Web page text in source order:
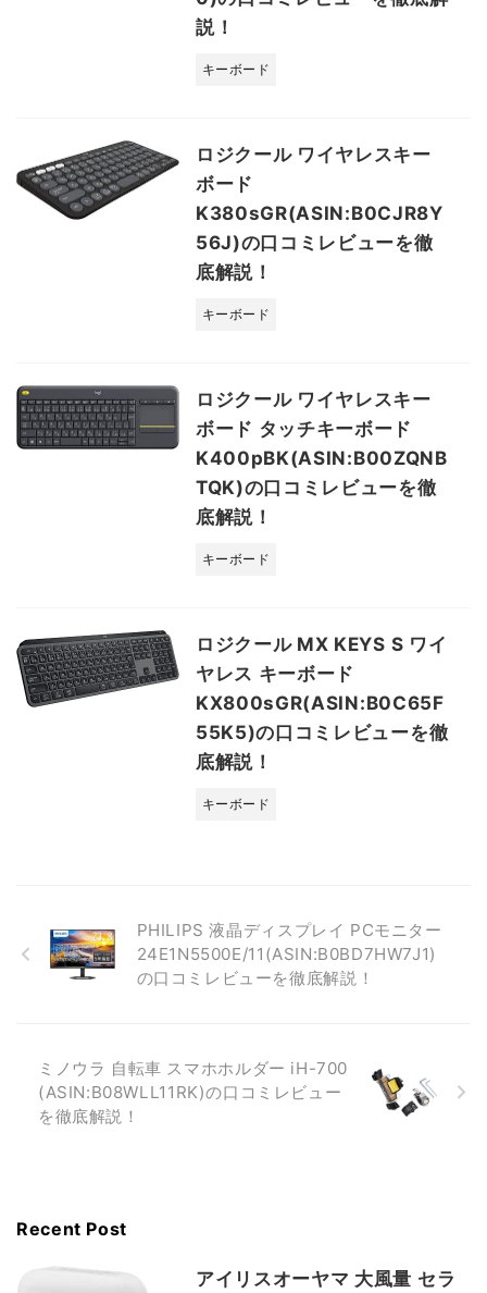
説！
キーボード
ロジクール ワイヤレスキー
ボード
K380sGR(ASIN:B0CJR8Y
56J)の口コミレビューを徹
底解説！
キーボード
ロジクール ワイヤレスキー
ボード タッチキーボード
K400pBK(ASIN:B00ZQNB
TQK)の口コミレビューを徹
底解説！
キーボード
ロジクール MX KEYS S ワイ
ヤレス キーボード
KX800sGR(ASIN:B0C65F
55K5)の口コミレビューを徹
底解説！
キーボード
PHILIPS 液晶ディスプレイ PCモニター
24E1N5500E/11(ASIN:B0BD7HW7J1)
の口コミレビューを徹底解説！
ミノウラ 自転車 スマホホルダー iH-700
(ASIN:B08WLL11RK)の口コミレビュー
を徹底解説！
Recent Post
アイリスオーヤマ 大風量 セラ